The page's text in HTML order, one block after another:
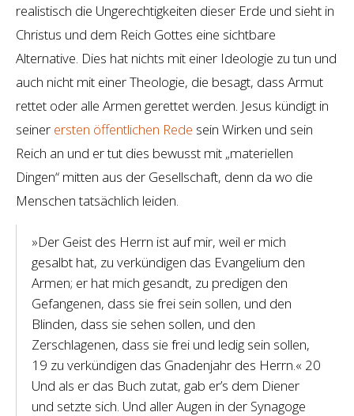
realistisch die Ungerechtigkeiten dieser Erde und sieht in
Christus und dem Reich Gottes eine sichtbare
Alternative. Dies hat nichts mit einer Ideologie zu tun und
auch nicht mit einer Theologie, die besagt, dass Armut
rettet oder alle Armen gerettet werden. Jesus kündigt in
seiner ersten öffentlichen Rede sein Wirken und sein
Reich an und er tut dies bewusst mit „materiellen
Dingen“ mitten aus der Gesellschaft, denn da wo die
Menschen tatsächlich leiden.
»Der Geist des Herrn ist auf mir, weil er mich
gesalbt hat, zu verkündigen das Evangelium den
Armen; er hat mich gesandt, zu predigen den
Gefangenen, dass sie frei sein sollen, und den
Blinden, dass sie sehen sollen, und den
Zerschlagenen, dass sie frei und ledig sein sollen,
19 zu verkündigen das Gnadenjahr des Herrn.« 20
Und als er das Buch zutat, gab er’s dem Diener
und setzte sich. Und aller Augen in der Synagoge